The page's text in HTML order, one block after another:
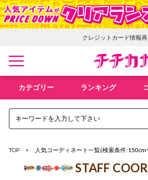
クレジットカード情報
カテゴリー ランキング
TOP 人気コーディネート一覧(検索条件:150cm
STAFF